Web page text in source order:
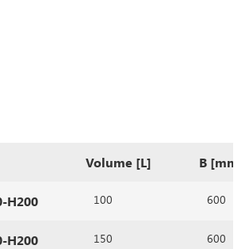
Volume [L] B [mm]
H200 100 600
H200 150 600